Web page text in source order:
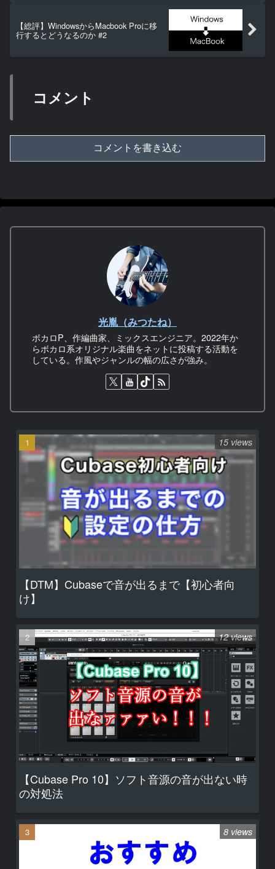
【総評】WindowsからMacbook Proに移
行するとどうなるのか #2
コメント
コメントを書き込む
光胤（みつたね）
ボカロP、作編曲家、ミックスエンジニア。2022年か
らボカロ系オリジナル楽曲をネットに投稿する活動を
している。作風やジャンルの幅の広さが強み。
【DTM】Cubaseで音が出るまで【初心者向
け】
15 views
【Cubase Pro 10】ソフト音源の音が出ない時
の対処法
12 views
8 views